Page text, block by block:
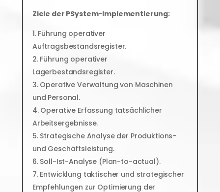
Ziele der PSystem-Implementierung:
Führung operativer
Auftragsbestandsregister.
Führung operativer
Lagerbestandsregister.
Operative Verwaltung von Maschinen
und Personal.
Operative Erfassung tatsächlicher
Arbeitsergebnisse.
Strategische Analyse der Produktions-
und Geschäftsleistung.
Soll-Ist-Analyse (Plan-to-actual).
Entwicklung taktischer und strategischer
Empfehlungen zur Optimierung der